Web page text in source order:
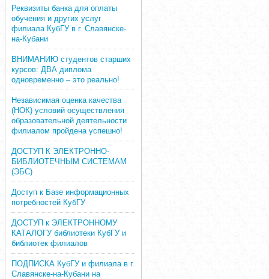
Реквизиты банка для оплаты
обучения и других услуг
филиала КубГУ в г. Славянске-
на-Кубани
ВНИМАНИЮ студентов старших
курсов: ДВА диплома
одновременно – это реально!
Независимая оценка качества
(НОК) условий осуществления
образовательной деятельности
филиалом пройдена успешно!
ДОСТУП К ЭЛЕКТРОННО-
БИБЛИОТЕЧНЫМ СИСТЕМАМ
(ЭБС)
Доступ к Базе информационных
потребностей КубГУ
ДОСТУП к ЭЛЕКТРОННОМУ
КАТАЛОГУ библиотеки КубГУ и
библиотек филиалов
ПОДПИСКА КубГУ и филиала в г.
Славянске-на-Кубани на